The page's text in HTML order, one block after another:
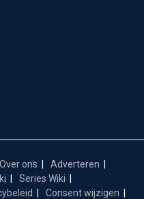
Over ons
Adverteren
Series Wiki
Consent wijzigen